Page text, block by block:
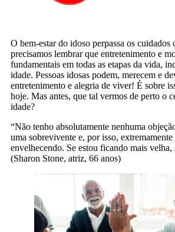
O bem-estar do idoso perpassa os cuidados
precisamos lembrar que entretenimento e
fundamentais em todas as etapas da vida,
idade. Pessoas idosas podem, merecem e
entretenimento e alegria de viver! É sobre
hoje. Mas antes, que tal vermos de perto o
idade?
“Não tenho absolutamente nenhuma
uma sobrevivente e, por isso, extremamente
envelhecendo. Se estou ficando mais velha,
(Sharon Stone, atriz, 66 anos)